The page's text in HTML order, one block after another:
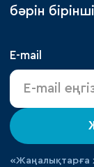
бәрін
E-mail
«Жаңалықтарға